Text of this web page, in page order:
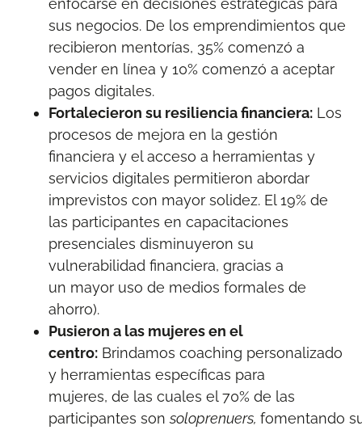
enfocarse en decisiones estratégicas para
sus negocios. De los emprendimientos que
recibieron mentorías, 35% comenzó a
vender en línea y 10% comenzó a aceptar
pagos digitales.
Fortalecieron su resiliencia financiera: Los
procesos de mejora en la gestión
financiera y el acceso a herramientas y
servicios digitales permitieron abordar
imprevistos con mayor solidez. El 19% de
las participantes en capacitaciones
presenciales disminuyeron su
vulnerabilidad financiera, gracias a
un mayor uso de medios formales de
ahorro).
Pusieron a las mujeres en el
centro: Brindamos coaching personalizado
y herramientas específicas para
mujeres, de las cuales el 70% de las
participantes sonsoloprenuers, fomentando